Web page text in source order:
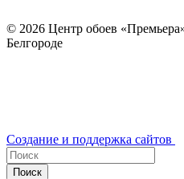
© 2026 Центр обоев
Белгороде
Создание и поддержка сайтов
Поиск